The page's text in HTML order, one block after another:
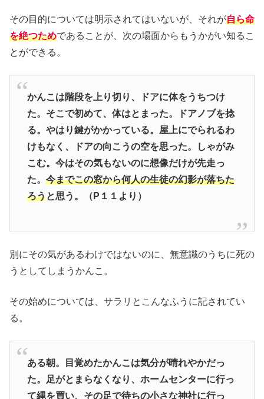
その目的については明示されてはいないが、それが自ら命
を絶つためであることが、次の場面からもうかがい知るこ
とができる。
かんこは階段を上り切り、ドアに体をうちつけ
た。そこで初めて、体はとまった。ドアノブを捻
る。やはり鍵がかかっている。屋上にでられるわ
けもなく、ドアの向こうの空を思った。しゃがみ
こむ。今はその気もないのに想像だけが先走っ
た。 今までこの窓から何人の生徒の幻影が落ちた
ろうと思う。（P１１より）
別にその気があるわけではないのに、無意識のうちに死の
うとしてしまうかんこ。
その始めについては、サラリとこんなふうに記されてい
る。
ある朝。目覚めたかんこは気分が晴れやかだっ
た。足がとまらなくなり、ホームセンターに行っ
て縄を買い、その足で待ちの小さな神社に行っ